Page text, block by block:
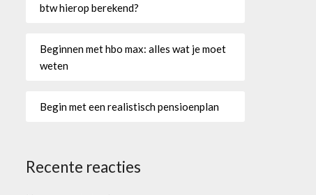
btw hierop berekend?
Beginnen met hbo max: alles wat je moet
weten
Begin met een realistisch pensioenplan
Recente reacties